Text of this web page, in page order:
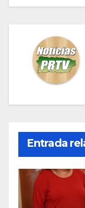
Entrada